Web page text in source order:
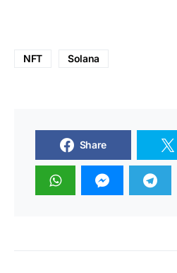
NFT Solana
Share